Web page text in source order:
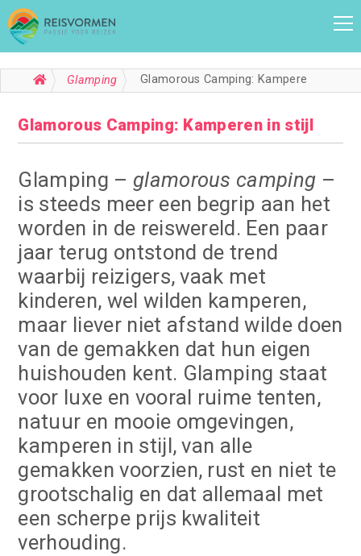
Glamping
Glamorous Camping: Kamperen in stijl
Glamping – glamorous camping –
is steeds meer een begrip aan het
worden in de reiswereld. Een paar
jaar terug ontstond de trend
waarbij reizigers, vaak met
kinderen, wel wilden kamperen,
maar liever niet afstand wilde doen
van de gemakken dat hun eigen
huishouden kent. Glamping staat
voor luxe en vooral ruime tenten,
natuur en mooie omgevingen,
kamperen in stijl, van alle
gemakken voorzien, rust en niet te
grootschalig en dat allemaal met
een scherpe prijs kwaliteit
verhouding.